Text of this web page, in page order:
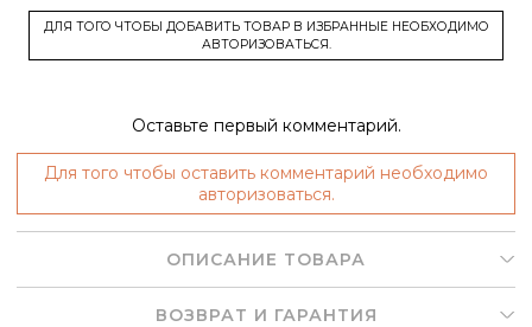
ДЛЯ ТОГО ЧТОБЫ ДОБАВИТЬ ТОВАР В ИЗБРАННЫЕ НЕОБХОДИМО
АВТОРИЗОВАТЬСЯ.
Оставьте первый комментарий.
Для того чтобы оставить комментарий необходимо
авторизоваться.
ОПИСАНИЕ ТОВАРА
ВОЗВРАТ И ГАРАНТИЯ